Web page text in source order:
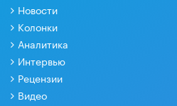
Новости
Колонки
Аналитика
Интервью
Рецензии
Видео